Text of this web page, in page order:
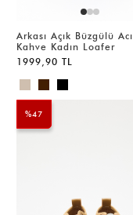
Arkası Açık Büzgülü Acı
Kahve Kadın Loafer
1999,90 TL
%47